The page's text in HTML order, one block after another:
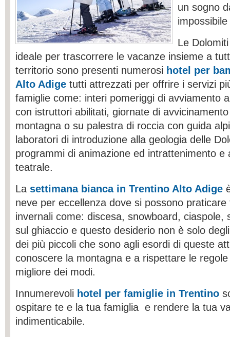
un sogno
Le
ideale per trascorrere le vacanze insieme a
territorio sono presenti numerosi hotel per
Alto Adige tutti attrezzati per offrire i servizi
famiglie come: interi pomeriggi di avviamento
con istruttori abilitati, giornate di avvicinamento
montagna o su palestra di roccia con guida
laboratori di introduzione alla geologia delle
programmi di animazione ed intrattenimento e
teatrale.
La settimana bianca in Trentino Alto Adige
neve per eccellenza dove si possono
invernali come: discesa, snowboard, ciaspole,
sul ghiaccio e questo desiderio non è solo
dei più piccoli che sono agli esordi di queste
conoscere la montagna e a rispettare le
migliore dei modi.
Innumerevoli hotel per famiglie in Trentino
ospitare te e la tua famiglia e rendere la tua
indimenticabile.